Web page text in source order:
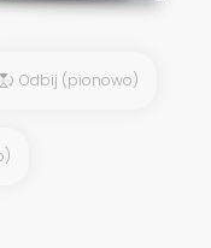
Odbij (pionowo)